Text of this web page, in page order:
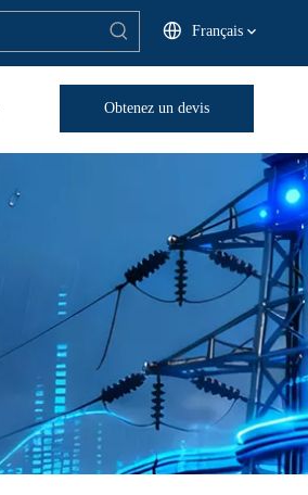
Français
Obtenez un devis